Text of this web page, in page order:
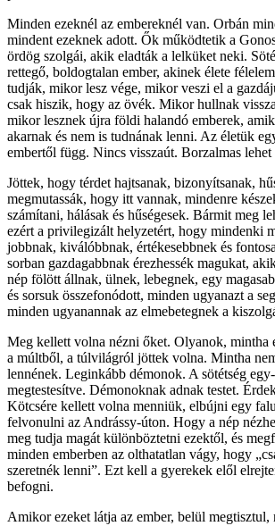
Minden ezeknél az embereknél van. Orbán
mindent ezeknek adott. Ők működtetik a
ördög szolgái, akik eladták a lelküket neki.
rettegő, boldogtalan ember, akinek élete
tudják, mikor lesz vége, mikor veszi el a
csak hiszik, hogy az övék. Mikor hullnak
mikor lesznek újra földi halandó emberek,
akarnak és nem is tudnának lenni. Az életük
embertől függ. Nincs visszaút. Borzalmas
Jöttek, hogy térdet hajtsanak, bizonyítsanak,
megmutassák, hogy itt vannak, mindenre
számítani, hálásak és hűségesek. Bármit meg
ezért a privilegizált helyzetért, hogy mindenki
jobbnak, kiválóbbnak, értékesebbnek és
sorban gazdagabbnak érezhessék magukat,
nép fölött állnak, ülnek, lebegnek, egy
és sorsuk összefonódott, minden ugyanazt a
minden ugyanannak az elmebetegnek a
Meg kellett volna nézni őket. Olyanok, mintha
a múltből, a túlvilágról jöttek volna. Mintha
lennének. Leginkább démonok. A sötétség
megtestesítve. Démonoknak adnak testet.
Kötcsére kellett volna menniük, elbújni egy
felvonulni az Andrássy-úton. Hogy a nép
meg tudja magát különböztetni ezektől, és
minden emberben az olthatatlan vágy, hogy
szeretnék lenni”. Ezt kell a gyerekek elől
befogni.
Amikor ezeket látja az ember, belül megtisztul,